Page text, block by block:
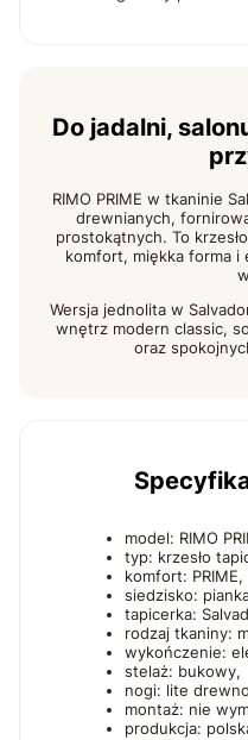
Do jadalni,
RIMO PRIME w tkaninie
drewnianych,
prostokątnych. To
komfort, miękka forma i
Wersja jednolita w
wnętrz modern classic,
oraz
model: RIMO
typ: krzesło
komfort: PRIME,
siedzisko:
tapicerka:
rodzaj tkaniny:
wykończenie:
stelaż: bukowy,
nogi: lite
montaż: nie
produkcja: